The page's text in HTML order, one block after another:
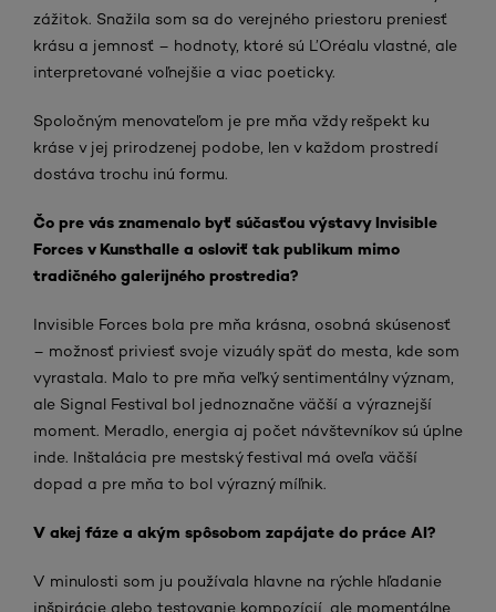
zážitok. Snažila som sa do verejného priestoru preniesť
krásu a jemnosť – hodnoty, ktoré sú L’Oréalu vlastné, ale
interpretované voľnejšie a viac poeticky.
Spoločným menovateľom je pre mňa vždy rešpekt ku
kráse v jej prirodzenej podobe, len v každom prostredí
dostáva trochu inú formu.
Čo pre vás znamenalo byť súčasťou výstavy Invisible
Forces v Kunsthalle a osloviť tak publikum mimo
tradičného galerijného prostredia?
Invisible Forces bola pre mňa krásna, osobná skúsenosť
– možnosť priviesť svoje vizuály späť do mesta, kde som
vyrastala. Malo to pre mňa veľký sentimentálny význam,
ale Signal Festival bol jednoznačne väčší a výraznejší
moment. Meradlo, energia aj počet návštevníkov sú úplne
inde. Inštalácia pre mestský festival má oveľa väčší
dopad a pre mňa to bol výrazný míľnik.
V akej fáze a akým spôsobom zapájate do práce AI?
V minulosti som ju používala hlavne na rýchle hľadanie
inšpirácie alebo testovanie kompozícií, ale momentálne